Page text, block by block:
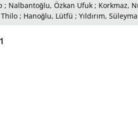
XML
; Nalbantoğlu, Özkan Ufuk ; Korkmaz,
; Hanoğlu, Lütfü ; Yıldırım,
1